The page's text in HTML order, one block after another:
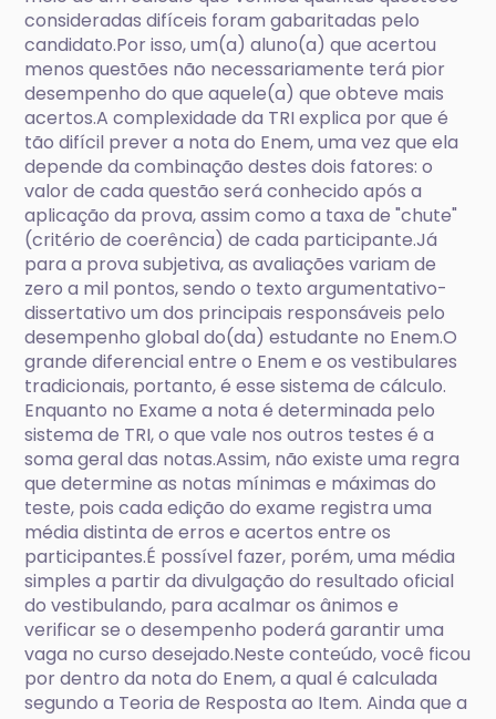
consideradas difíceis foram gabaritadas pelo
candidato.Por isso, um(a) aluno(a) que acertou
menos questões não necessariamente terá pior
desempenho do que aquele(a) que obteve mais
acertos.A complexidade da TRI explica por que é
tão difícil prever a nota do Enem, uma vez que ela
depende da combinação destes dois fatores: o
valor de cada questão será conhecido após a
aplicação da prova, assim como a taxa de "chute"
(critério de coerência) de cada participante.Já
para a prova subjetiva, as avaliações variam de
zero a mil pontos, sendo o texto argumentativo-
dissertativo um dos principais responsáveis pelo
desempenho global do(da) estudante no Enem.O
grande diferencial entre o Enem e os vestibulares
tradicionais, portanto, é esse sistema de cálculo.
Enquanto no Exame a nota é determinada pelo
sistema de TRI, o que vale nos outros testes é a
soma geral das notas.Assim, não existe uma regra
que determine as notas mínimas e máximas do
teste, pois cada edição do exame registra uma
média distinta de erros e acertos entre os
participantes.É possível fazer, porém, uma média
simples a partir da divulgação do resultado oficial
do vestibulando, para acalmar os ânimos e
verificar se o desempenho poderá garantir uma
vaga no curso desejado.Neste conteúdo, você ficou
por dentro da nota do Enem, a qual é calculada
segundo a Teoria de Resposta ao Item. Ainda que a